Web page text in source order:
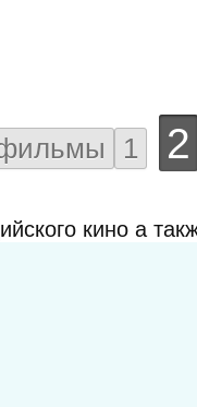
1 2
кино а